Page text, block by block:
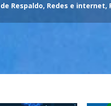
Respaldo, Redes e internet,